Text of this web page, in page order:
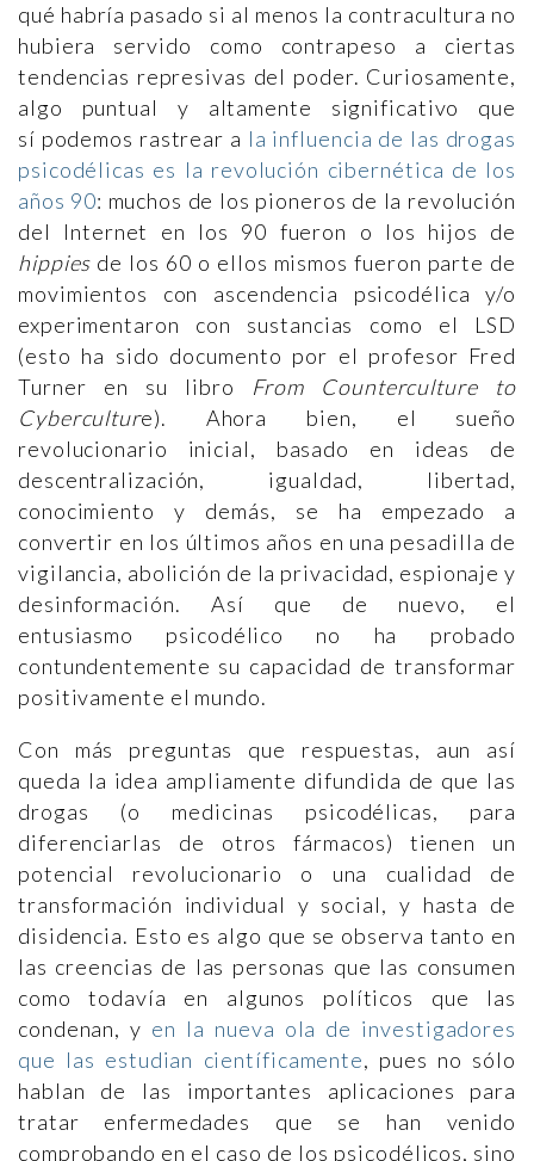
qué habría pasado si al menos la contracultura no
hubiera servido como contrapeso a ciertas
tendencias represivas del poder. Curiosamente,
algo puntual y altamente significativo que
sí podemos rastrear a la influencia de las drogas
psicodélicas es la revolución cibernética de los
años 90: muchos de los pioneros de la revolución
del Internet en los 90 fueron o los hijos de
hippies de los 60 o ellos mismos fueron parte de
movimientos con ascendencia psicodélica y/o
experimentaron con sustancias como el LSD
(esto ha sido documento por el profesor Fred
Turner en su libro From Counterculture to
Cyberculture). Ahora bien, el sueño
revolucionario inicial, basado en ideas de
descentralización, igualdad, libertad,
conocimiento y demás, se ha empezado a
convertir en los últimos años en una pesadilla de
vigilancia, abolición de la privacidad, espionaje y
desinformación. Así que de nuevo, el
entusiasmo psicodélico no ha probado
contundentemente su capacidad de transformar
positivamente el mundo.
Con más preguntas que respuestas, aun así
queda la idea ampliamente difundida de que las
drogas (o medicinas psicodélicas, para
diferenciarlas de otros fármacos) tienen un
potencial revolucionario o una cualidad de
transformación individual y social, y hasta de
disidencia. Esto es algo que se observa tanto en
las creencias de las personas que las consumen
como todavía en algunos políticos que las
condenan, y en la nueva ola de investigadores
que las estudian científicamente, pues no sólo
hablan de las importantes aplicaciones para
tratar enfermedades que se han venido
comprobando en el caso de los psicodélicos, sino